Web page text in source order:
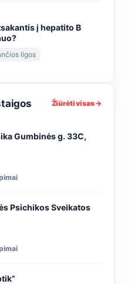
į hepatito B
ligos
Žiūrėti visas →
Gumbinės g. 33C,
Psichikos Sveikatos